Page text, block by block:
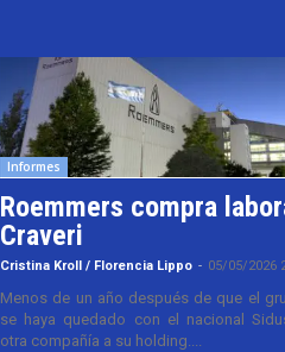
Informes
Roemmers compra
Craveri
Cristina Kroll / Florencia Lippo - 05/05/2026
Menos de un año después de que el
se haya quedado con el nacional
otra compañía a su holding....